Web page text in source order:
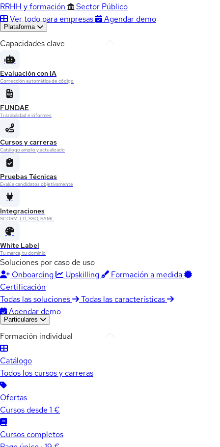
RRHH y formación
Sector Público
Ver todo para empresas
Agendar demo
Plataforma
Capacidades clave
Evaluación con IA
Corrección automática de código
FUNDAE
Trazabilidad e informes
Cursos y carreras
Catálogo amplio y actualizado
Pruebas Técnicas
Evalúa candidatos objetivamente
Integraciones
SCORM, LTI, SSO, SAML
White Label
Tu marca, tu dominio
Soluciones por caso de uso
Onboarding
Upskilling
Formación a medida
Certificación
Todas las soluciones
Todas las características
Agendar demo
Particulares
Formación individual
Catálogo
Todos los cursos y carreras
Ofertas
Cursos desde 1 €
Cursos completos